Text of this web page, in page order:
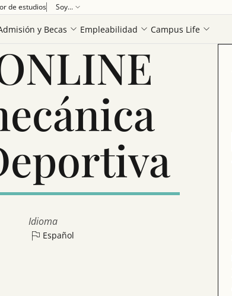
de estudios Soy...
y Becas Empleabilidad Campus Life
Idioma
Español